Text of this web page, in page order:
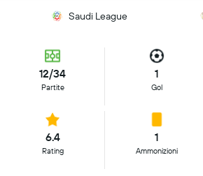
Saudi League
12/34
Partite
1
Gol
6.4
Rating
1
Ammonizioni